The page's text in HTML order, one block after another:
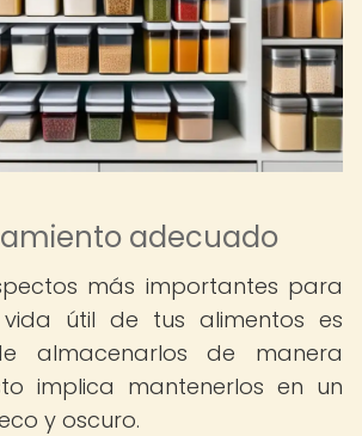
adecuado
más importantes para
útil de tus alimentos es
almacenarlos de manera
implica mantenerlos en un
y oscuro.